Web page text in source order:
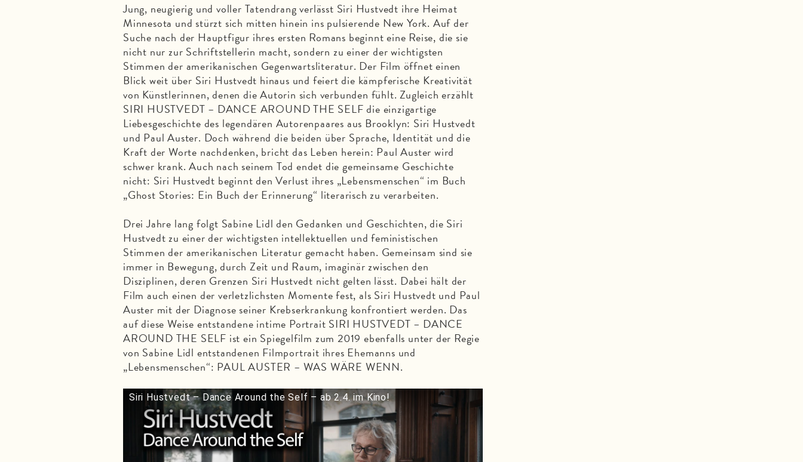
Jung, neugierig und voller Tatendrang verlässt Siri Hustvedt ihre Heimat
Minnesota und stürzt sich mitten hinein ins pulsierende New York. Auf der
Suche nach der Hauptfigur ihres ersten Romans beginnt eine Reise, die sie
nicht nur zur Schriftstellerin macht, sondern zu einer der wichtigsten
Stimmen der amerikanischen Gegenwartsliteratur. Der Film öffnet einen
Blick weit über Siri Hustvedt hinaus und feiert die kämpferische Kreativität
von Künstlerinnen, denen die Autorin sich verbunden fühlt. Zugleich erzählt
SIRI HUSTVEDT – DANCE AROUND THE SELF die einzigartige
Liebesgeschichte des legendären Autorenpaares aus Brooklyn: Siri Hustvedt
und Paul Auster. Doch während die beiden über Sprache, Identität und die
Kraft der Worte nachdenken, bricht das Leben herein: Paul Auster wird
schwer krank. Auch nach seinem Tod endet die gemeinsame Geschichte
nicht: Siri Hustvedt beginnt den Verlust ihres „Lebensmenschen“ im Buch
„Ghost Stories: Ein Buch der Erinnerung“ literarisch zu verarbeiten.
Drei Jahre lang folgt Sabine Lidl den Gedanken und Geschichten, die Siri
Hustvedt zu einer der wichtigsten intellektuellen und feministischen
Stimmen der amerikanischen Literatur gemacht haben. Gemeinsam sind sie
immer in Bewegung, durch Zeit und Raum, imaginär zwischen den
Disziplinen, deren Grenzen Siri Hustvedt nicht gelten lässt. Dabei hält der
Film auch einen der verletzlichsten Momente fest, als Siri Hustvedt und Paul
Auster mit der Diagnose seiner Krebserkrankung konfrontiert werden. Das
auf diese Weise entstandene intime Portrait SIRI HUSTVEDT – DANCE
AROUND THE SELF ist ein Spiegelfilm zum 2019 ebenfalls unter der Regie
von Sabine Lidl entstandenen Filmportrait ihres Ehemanns und
„Lebensmenschen“: PAUL AUSTER – WAS WÄRE WENN.
Siri Hustvedt – Dance Around the Self – ab 2.4. im Kino!